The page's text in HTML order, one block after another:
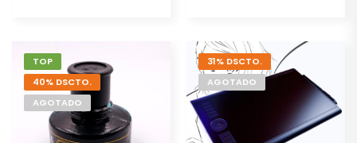
TOP
40% DSCTO.
AGOTADO
31% DSCTO.
AGOTADO